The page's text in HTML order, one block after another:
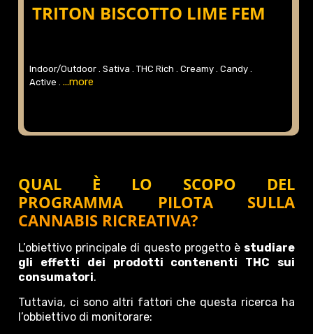
TRITON BISCOTTO LIME FEM
Indoor/Outdoor .Sativa .THC Rich .Creamy .Candy .
Active ....more
QUAL È LO SCOPO DEL
PROGRAMMA PILOTA SULLA
CANNABIS RICREATIVA?
L’obiettivo principale di questo progetto è studiare
gli effetti dei prodotti contenenti THC sui
consumatori.
Tuttavia, ci sono altri fattori che questa ricerca ha
l’obbiettivo di monitorare: